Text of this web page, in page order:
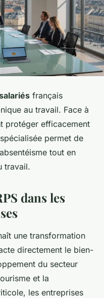
français
au travail. Face à
protéger efficacement
permet de
tout en
travail.
dans les
une transformation
directement le bien-
du secteur
et la
les entreprises